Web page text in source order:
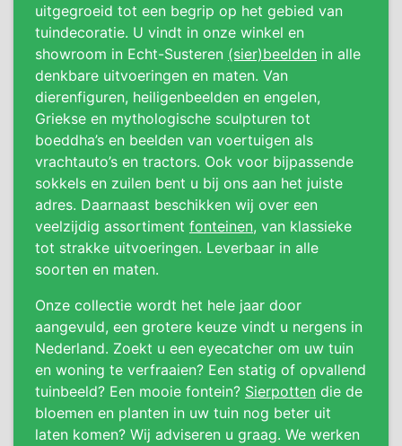
uitgegroeid tot een begrip op het gebied van
tuindecoratie. U vindt in onze winkel en
showroom in Echt-Susteren (sier)beelden in alle
denkbare uitvoeringen en maten. Van
dierenfiguren, heiligenbeelden en engelen,
Griekse en mythologische sculpturen tot
boeddha’s en beelden van voertuigen als
vrachtauto’s en tractors. Ook voor bijpassende
sokkels en zuilen bent u bij ons aan het juiste
adres. Daarnaast beschikken wij over een
veelzijdig assortiment fonteinen, van klassieke
tot strakke uitvoeringen. Leverbaar in alle
soorten en maten.
Onze collectie wordt het hele jaar door
aangevuld, een grotere keuze vindt u nergens in
Nederland. Zoekt u een eyecatcher om uw tuin
en woning te verfraaien? Een statig of opvallend
tuinbeeld? Een mooie fontein? Sierpotten die de
bloemen en planten in uw tuin nog beter uit
laten komen? Wij adviseren u graag. We werken